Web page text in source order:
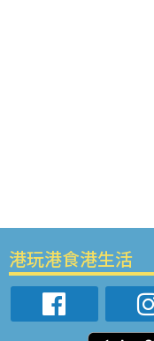
港玩港食港生活